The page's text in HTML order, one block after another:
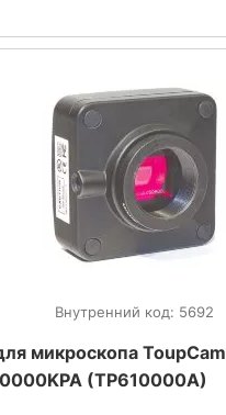
Внутренний код: 5692
микроскопа ToupCam
(TP610000A)